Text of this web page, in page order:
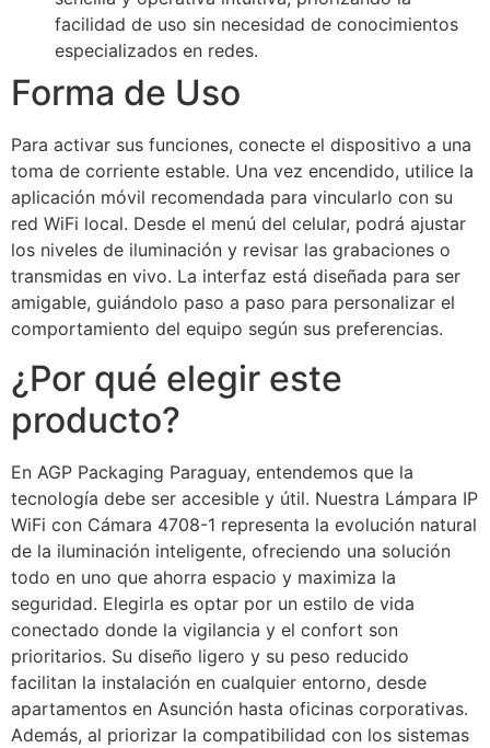
facilidad de uso sin necesidad de conocimientos
especializados en redes.
Forma de Uso
Para activar sus funciones, conecte el dispositivo a una
toma de corriente estable. Una vez encendido, utilice la
aplicación móvil recomendada para vincularlo con su
red WiFi local. Desde el menú del celular, podrá ajustar
los niveles de iluminación y revisar las grabaciones o
transmidas en vivo. La interfaz está diseñada para ser
amigable, guiándolo paso a paso para personalizar el
comportamiento del equipo según sus preferencias.
¿Por qué elegir este
producto?
En AGP Packaging Paraguay, entendemos que la
tecnología debe ser accesible y útil. Nuestra Lámpara IP
WiFi con Cámara 4708-1 representa la evolución natural
de la iluminación inteligente, ofreciendo una solución
todo en uno que ahorra espacio y maximiza la
seguridad. Elegirla es optar por un estilo de vida
conectado donde la vigilancia y el confort son
prioritarios. Su diseño ligero y su peso reducido
facilitan la instalación en cualquier entorno, desde
apartamentos en Asunción hasta oficinas corporativas.
Además, al priorizar la compatibilidad con los sistemas